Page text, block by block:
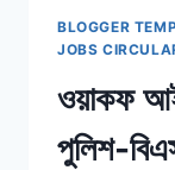
BLOGGER
JOBS
ওয়াকফ
পুলিশ-